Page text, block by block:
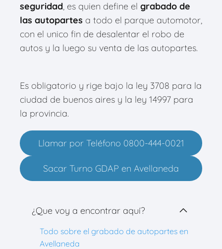
seguridad, es quien define el grabado de
las autopartes a todo el parque automotor,
con el unico fin de desalentar el robo de
autos y la luego su venta de las autopartes.
Es obligatorio y rige bajo la ley 3708 para la
ciudad de buenos aires y la ley 14997 para
la provincia.
Llamar por Teléfono 0800-444-0021
Sacar Turno GDAP en Avellaneda
¿Que voy a encontrar aquí?
Todo sobre el grabado de autopartes en
Avellaneda